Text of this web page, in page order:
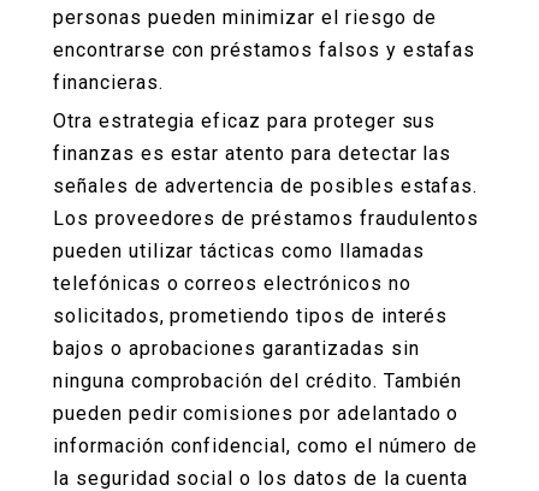
personas pueden minimizar el riesgo de
encontrarse con préstamos falsos y estafas
financieras.
Otra estrategia eficaz para proteger sus
finanzas es estar atento para detectar las
señales de advertencia de posibles estafas.
Los proveedores de préstamos fraudulentos
pueden utilizar tácticas como llamadas
telefónicas o correos electrónicos no
solicitados, prometiendo tipos de interés
bajos o aprobaciones garantizadas sin
ninguna comprobación del crédito. También
pueden pedir comisiones por adelantado o
información confidencial, como el número de
la seguridad social o los datos de la cuenta